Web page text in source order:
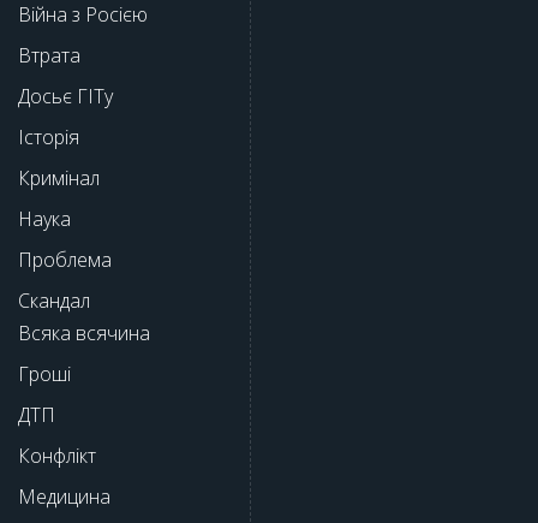
Війна з Росією
Втрата
Досьє ГІТу
Історія
Кримінал
Наука
Проблема
Скандал
Всяка всячина
Гроші
ДТП
Конфлікт
Медицина